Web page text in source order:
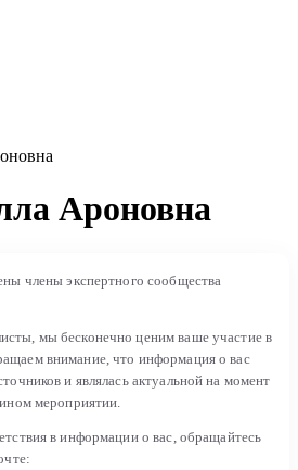
Ароновна
члены экспертного сообщества
мы бесконечно ценим ваше участие в
внимание, что информация о вас
и являлась актуальной на момент
мероприятии.
в информации о вас, обращайтесь